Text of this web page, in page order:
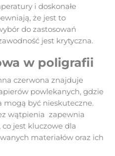
i doskonałe
że jest to
do zastosowań
jest krytyczna.
w poligrafii
czerwona znajduje
powlekanych, gdzie
być nieskuteczne.
wątpienia zapewnia
co jest kluczowe dla
materiałów oraz ich